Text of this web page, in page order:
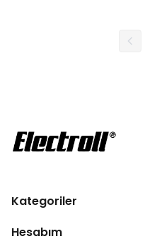
Kategoriler
Hesabım